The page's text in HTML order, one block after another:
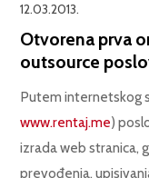
12.03.2013.
Otvorena prva
outsource
Putem internetskog
www.rentaj.me)
izrada web stranica,
prevođenja,